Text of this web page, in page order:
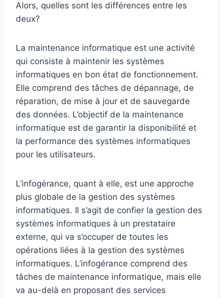
Alors, quelles sont les différences entre les
deux?
La maintenance informatique est une activité
qui consiste à maintenir les systèmes
informatiques en bon état de fonctionnement.
Elle comprend des tâches de dépannage, de
réparation, de mise à jour et de sauvegarde
des données. L’objectif de la maintenance
informatique est de garantir la disponibilité et
la performance des systèmes informatiques
pour les utilisateurs.
L’infogérance, quant à elle, est une approche
plus globale de la gestion des systèmes
informatiques. Il s’agit de confier la gestion des
systèmes informatiques à un prestataire
externe, qui va s’occuper de toutes les
opérations liées à la gestion des systèmes
informatiques. L’infogérance comprend des
tâches de maintenance informatique, mais elle
va au-delà en proposant des services